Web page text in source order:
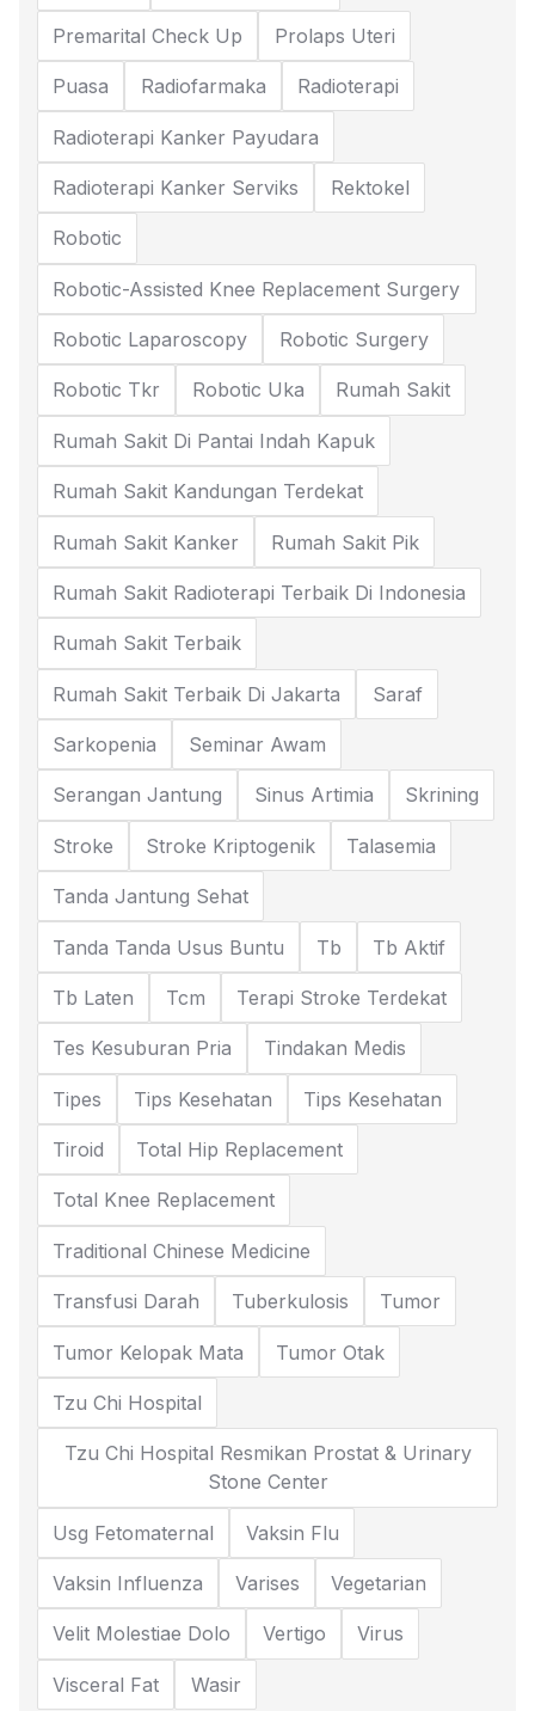
Premarital Check Up Prolaps Uteri
Puasa Radiofarmaka Radioterapi
Radioterapi Kanker Payudara
Radioterapi Kanker Serviks Rektokel
Robotic
Robotic-Assisted Knee Replacement Surgery
Robotic Laparoscopy Robotic Surgery
Robotic Tkr Robotic Uka Rumah Sakit
Rumah Sakit Di Pantai Indah Kapuk
Rumah Sakit Kandungan Terdekat
Rumah Sakit Kanker Rumah Sakit Pik
Rumah Sakit Radioterapi Terbaik Di Indonesia
Rumah Sakit Terbaik
Rumah Sakit Terbaik Di Jakarta Saraf
Sarkopenia Seminar Awam
Serangan Jantung Sinus Artimia Skrining
Stroke Stroke Kriptogenik Talasemia
Tanda Jantung Sehat
Tanda Tanda Usus Buntu Tb Tb Aktif
Tb Laten Tcm Terapi Stroke Terdekat
Tes Kesuburan Pria Tindakan Medis
Tipes Tips Kesehatan Tips Kesehatan
Tiroid Total Hip Replacement
Total Knee Replacement
Traditional Chinese Medicine
Transfusi Darah Tuberkulosis Tumor
Tumor Kelopak Mata Tumor Otak
Tzu Chi Hospital
Tzu Chi Hospital Resmikan Prostat & Urinary
Stone Center
Usg Fetomaternal Vaksin Flu
Vaksin Influenza Varises Vegetarian
Velit Molestiae Dolo Vertigo Virus
Visceral Fat Wasir